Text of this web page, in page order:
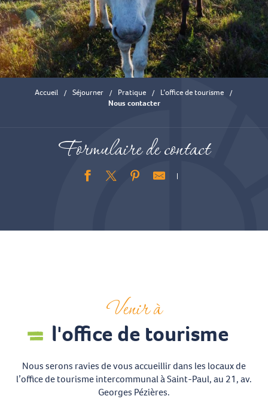
Accueil Séjourner Pratique
L’office de tourisme
Nous contacter
Formulaire de contact
Venir à
l'office de tourisme
Nous serons ravies de vous accueillir dans les locaux de
l’office de tourisme intercommunal à Saint-Paul, au 21, av.
Georges Pézières.